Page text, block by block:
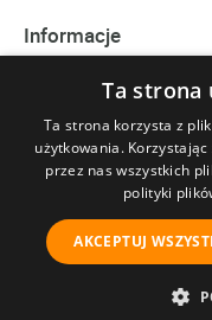
Informacje
Szybki kontakt
SZABLONERIA .pl
Reserved.
KQS
Ta strona
Ta strona korzysta z
użytkowania.
przez nas wszystkich
polityki
AKCEPTUJ